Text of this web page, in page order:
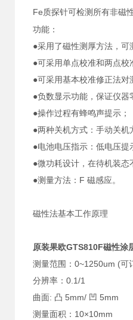
Fe质探针可检测所有非磁
功能：
●采用了磁性测厚方法，
●可采用单点校准和两点校
●可采用基本校准修正法
●负数显示功能，保证仪
●操作过程有蜂鸣声提示；
●两种关机方式：手动关机
●电池电压指示：低电压提
●微功耗设计，在待机装态
●测量方法：F 磁感应。
磁性法基本工作原理
原装果欧GTS810F磁性涂
测量范围：0~1250um (可
分辨率：0.1/1
曲面: 凸 5mm/ 凹 5mm
测量面积：10×10mm